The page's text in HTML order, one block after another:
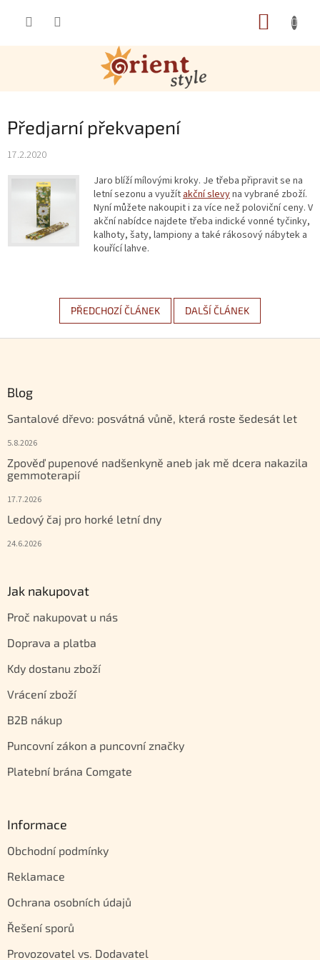
Předjarní překvapení
17.2.2020
Jaro blíží mílovými kroky. Je třeba připravit se na
letní sezonu a využít akční slevyna vybrané zboží.
Nyní můžete nakoupit i za více než poloviční ceny. V
akční nabídce najdete třeba indické vonné tyčinky,
kalhoty, šaty, lampiony a také rákosový nábytek a
kouřící lahve.
PŘEDCHOZÍ ČLÁNEK DALŠÍ ČLÁNEK
Blog
Santalové dřevo: posvátná vůně, která roste šedesát let
5.8.2026
Zpověď pupenové nadšenkyně aneb jak mě dcera nakazila
gemmoterapií
17.7.2026
Ledový čaj pro horké letní dny
24.6.2026
Jak nakupovat
Proč nakupovat u nás
Doprava a platba
Kdy dostanu zboží
Vrácení zboží
B2B nákup
Puncovní zákon a puncovní značky
Platební brána Comgate
Informace
Obchodní podmínky
Reklamace
Ochrana osobních údajů
Řešení sporů
Provozovatel vs. Dodavatel